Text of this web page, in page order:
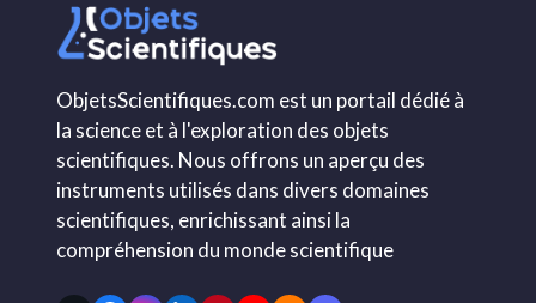
ObjetsScientifiques.com est un portail dédié à
la science et à l'exploration des objets
scientifiques. Nous offrons un aperçu des
instruments utilisés dans divers domaines
scientifiques, enrichissant ainsi la
compréhension du monde scientifique